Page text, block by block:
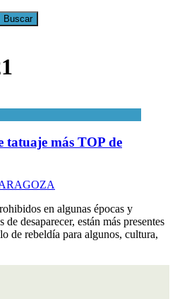
tatuaje más TOP de
en algunas épocas y
desaparecer, están más presentes
de rebeldía para algunos, cultura,